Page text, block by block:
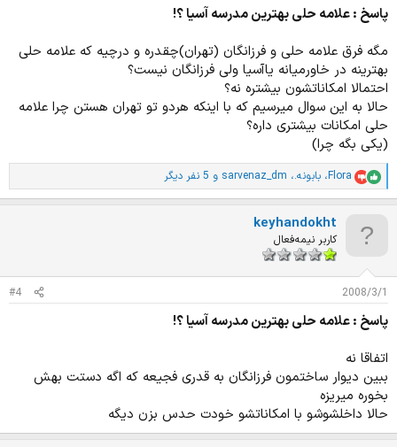
پاسخ : علامه حلی بهترین مدرسه آسیا ؟!
مگه فرق علامه حلی و فرزانگان (تهران)چقدره و درچیه که علامه حلی
بهترینه در خاورمیانه یاآسیا ولی فرزانگان نیست؟
احتمالا امکاناتشون بیشتره نه؟
حالا به این سوال میرسیم که با اینکه هردو تو تهران هستن چرا علامه
حلی امکانات بیشتری داره؟
(یکی بگه چرا)
ا
م
ت
:
Flora، بابونه.، sarvenaz_dm و 5 نفر دیگر
keyhandokht
کاربر نیمه‌فعال
2008/3/1
#4
پاسخ : علامه حلی بهترین مدرسه آسیا ؟!
اتفاقا نه
ببین دیوار ساختمون فرزانگان به قدری فجیعه که اگه دستت بهش
بخوره میریزه
حالا داخلشوشو با امکاناتشو خودت حدس بزن دیگه